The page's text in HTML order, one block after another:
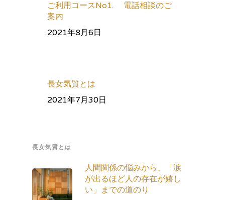
ご利用コースNo1. 電話相談のご
案内
2021年8月6日
長女気質とは
2021年7月30日
長女気質とは
人間関係の悩みから、「涙
が出るほど人の存在が嬉し
い」までの道のり